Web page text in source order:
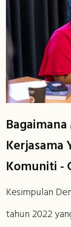
Kerjasama
Komuniti -
Kesimpulan
tahun 2022